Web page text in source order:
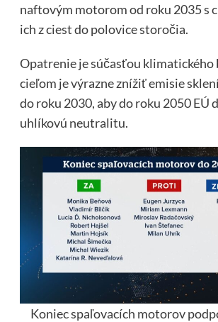
naftovým motorom od roku 2035 s
ich z ciest do polovice storočia.
Opatrenie je súčasťou klimatického
cieľom je výrazne znížiť emisie
do roku 2030, aby do roku 2050 EÚ
uhlíkovú neutralitu.
Koniec spaľovacích motorov